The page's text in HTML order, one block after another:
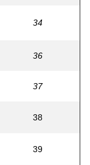
34
36
37
38
39